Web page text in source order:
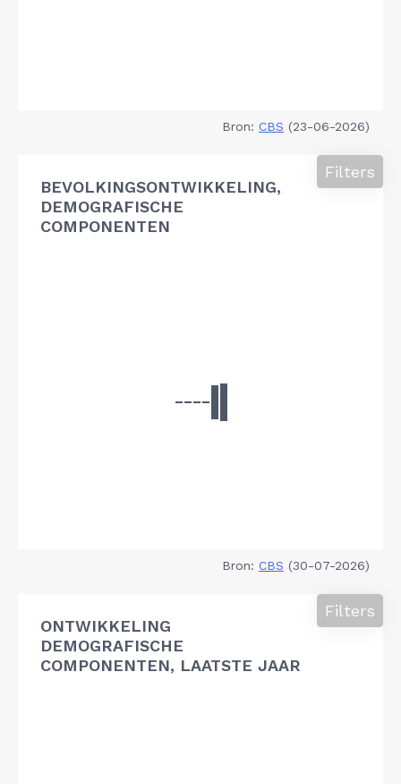
Bron: CBS (23-06-2026)
BEVOLKINGSONTWIKKELING,
DEMOGRAFISCHE
COMPONENTEN
Filters
Bron: CBS (30-07-2026)
ONTWIKKELING
DEMOGRAFISCHE
COMPONENTEN, LAATSTE JAAR
Filters